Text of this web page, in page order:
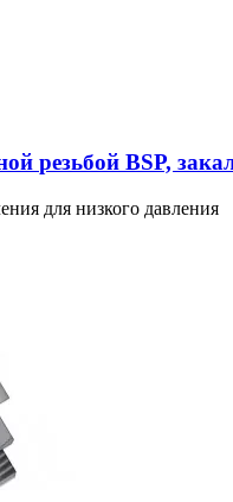
резьбой BSP,
для низкого давления